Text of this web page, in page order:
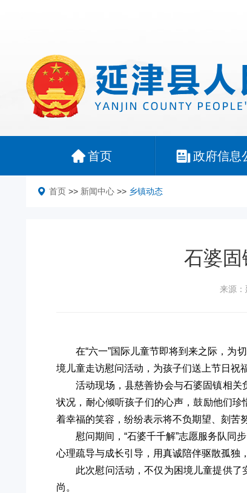
首页 政府信息
首页 >> 新闻中心 >> 乡镇动态
石婆固
来源
在“六一”国际儿童节即将到来之际，为
境儿童走访慰问活动，为孩子们送上节日祝
活动现场，县慈善协会与石婆固镇相
状况，耐心倾听孩子们的心声，鼓励他们
着幸福的笑容，纷纷表示将不负期望、刻苦
慰问期间，“石婆千千解”志愿服务队同
心理疏导与成长引导，用真诚陪伴驱散孤独
此次慰问活动，不仅为困境儿童提供
尚。